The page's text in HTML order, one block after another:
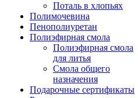
Поталь в хлопьях
Полимочевина
Пенополиуретан
Полиэфирная смола
Полиэфирная смола
для литья
Смола общего
назначения
Подарочные сертификаты